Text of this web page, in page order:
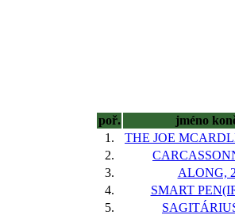
poř.
jméno
1.
THE JOE
2.
3.
ALONG,
4.
SMART
5.